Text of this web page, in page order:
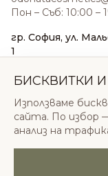
Пон – Съб: 10:00 –
гр. София, ул.
1
Нед: 11:00 – 18:00
© 2026 Одоната
БИСКВИТКИ
Използваме
сайта. По избор
анализ на